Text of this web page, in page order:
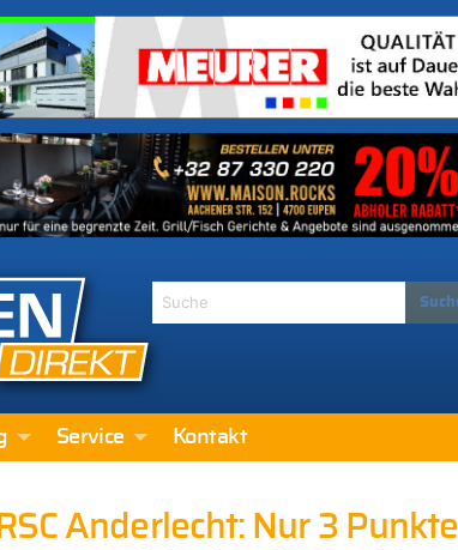
Service Kontakt
Anderlecht: Nur 3 Punkte